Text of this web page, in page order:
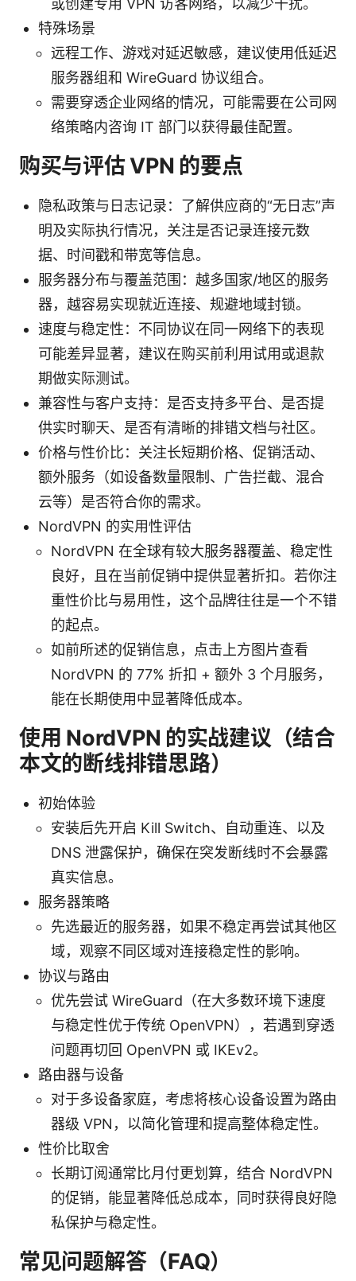
或创建专用 VPN 访客网络，以减少干扰。
特殊场景
远程工作、游戏对延迟敏感，建议使用低延迟
服务器组和 WireGuard 协议组合。
需要穿透企业网络的情况，可能需要在公司网
络策略内咨询 IT 部门以获得最佳配置。
购买与评估 VPN 的要点
隐私政策与日志记录：了解供应商的“无日志”声
明及实际执行情况，关注是否记录连接元数
据、时间戳和带宽等信息。
服务器分布与覆盖范围：越多国家/地区的服务
器，越容易实现就近连接、规避地域封锁。
速度与稳定性：不同协议在同一网络下的表现
可能差异显著，建议在购买前利用试用或退款
期做实际测试。
兼容性与客户支持：是否支持多平台、是否提
供实时聊天、是否有清晰的排错文档与社区。
价格与性价比：关注长短期价格、促销活动、
额外服务（如设备数量限制、广告拦截、混合
云等）是否符合你的需求。
NordVPN 的实用性评估
NordVPN 在全球有较大服务器覆盖、稳定性
良好，且在当前促销中提供显著折扣。若你注
重性价比与易用性，这个品牌往往是一个不错
的起点。
如前所述的促销信息，点击上方图片查看
NordVPN 的 77% 折扣 + 额外 3 个月服务，
能在长期使用中显著降低成本。
使用 NordVPN 的实战建议（结合
本文的断线排错思路）
初始体验
安装后先开启 Kill Switch、自动重连、以及
DNS 泄露保护，确保在突发断线时不会暴露
真实信息。
服务器策略
先选最近的服务器，如果不稳定再尝试其他区
域，观察不同区域对连接稳定性的影响。
协议与路由
优先尝试 WireGuard（在大多数环境下速度
与稳定性优于传统 OpenVPN），若遇到穿透
问题再切回 OpenVPN 或 IKEv2。
路由器与设备
对于多设备家庭，考虑将核心设备设置为路由
器级 VPN，以简化管理和提高整体稳定性。
性价比取舍
长期订阅通常比月付更划算，结合 NordVPN
的促销，能显著降低总成本，同时获得良好隐
私保护与稳定性。
常见问题解答（FAQ）